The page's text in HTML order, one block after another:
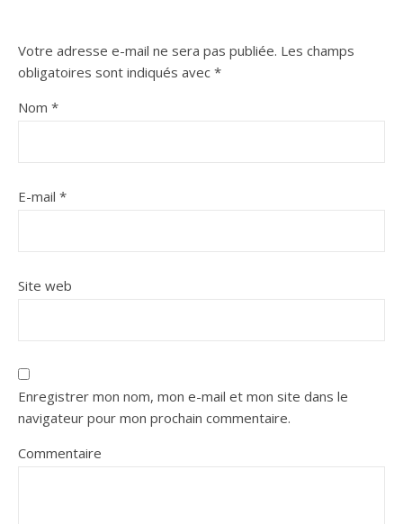
Votre adresse e-mail ne sera pas publiée. Les champs
obligatoires sont indiqués avec *
Nom *
E-mail *
Site web
Enregistrer mon nom, mon e-mail et mon site dans le
navigateur pour mon prochain commentaire.
Commentaire